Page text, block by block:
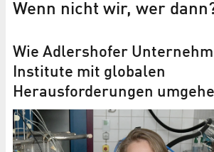
Wenn nicht wir, wer
Wie Adlershofer
Institute mit globalen
Herausforderungen